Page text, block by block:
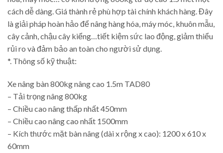
cách dễ dàng. Giá thành rẻ phù hợp tài chính khách hàng. Đây
là giải pháp hoàn hảo để nâng hàng hóa, máy móc, khuôn mẫu,
cây cảnh, chậu cây kiểng…tiết kiệm sức lao động, giảm thiểu
rủi ro và đảm bảo an toàn cho người sử dụng.
*. Thông số kỹ thuật:
Xe nâng bàn 800kg nâng cao 1.5m TAD80
– Tải trọng nâng 800kg
– Chiều cao nâng thấp nhất 450mm
– Chiều cao nâng cao nhất 1500mm
– Kích thước mặt bàn nâng (dài x rộng x cao): 1200 x 610 x
60mm